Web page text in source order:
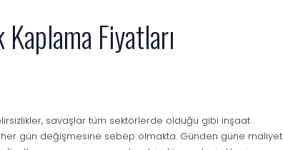
Fiyatları
savaşlar tüm sektörlerde olduğu gibi inşaat
gün değişmesine sebep olmakta. Günden güne maliyet